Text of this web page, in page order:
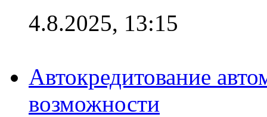
4.8.2025, 13:15
Автокредитование
возможности